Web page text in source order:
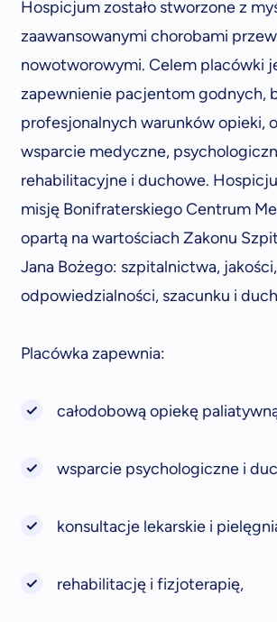
Hospicjum zostało stworzone z
zaawansowanymi chorobami
nowotworowymi. Celem placówki
zapewnienie pacjentom godnych,
profesjonalnych warunków opieki,
wsparcie medyczne,
rehabilitacyjne i duchowe.
misję Bonifraterskiego Centrum
opartą na wartościach Zakonu
Jana Bożego: szpitalnictwa, jakości,
odpowiedzialności, szacunku i
Placówka zapewnia:
całodobową opiekę
wsparcie psychologiczne i
konsultacje lekarskie i
rehabilitację i fizjoterapię,